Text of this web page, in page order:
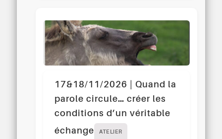
17&18/11/2026 | Quand la
parole circule… créer les
conditions d’un véritable
échange
ATELIER